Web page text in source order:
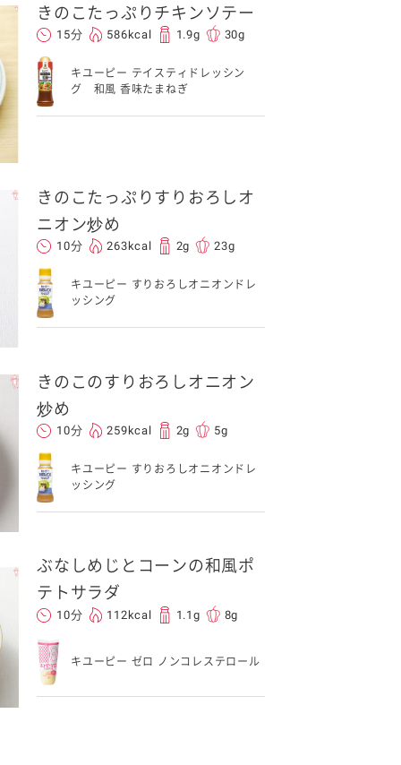
きのこたっぷりチキンソテー
15分 586kcal 1.9g 30g
キユーピー テイスティドレッシン
グ 和風 香味たまねぎ
きのこたっぷりすりおろしオ
ニオン炒め
10分 263kcal 2g 23g
キユーピー すりおろしオニオンドレ
ッシング
きのこのすりおろしオニオン
炒め
10分 259kcal 2g 5g
キユーピー すりおろしオニオンドレ
ッシング
ぶなしめじとコーンの和風ポ
テトサラダ
10分 112kcal 1.1g 8g
キユーピー ゼロ ノンコレステロール